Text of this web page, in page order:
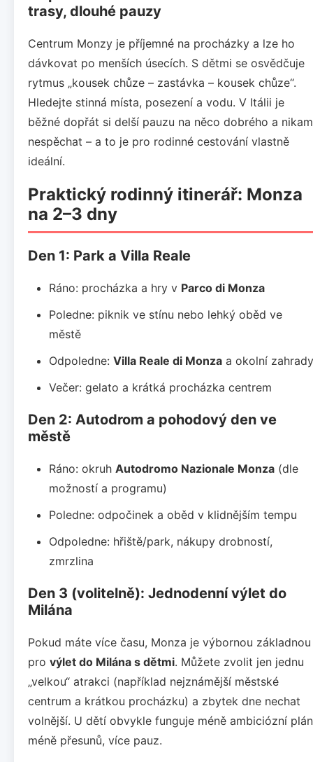
trasy, dlouhé pauzy
Centrum Monzy je příjemné na procházky a lze ho
dávkovat po menších úsecích. S dětmi se osvědčuje
rytmus „kousek chůze – zastávka – kousek chůze“.
Hledejte stinná místa, posezení a vodu. V Itálii je
běžné dopřát si delší pauzu na něco dobrého a nikam
nespěchat – a to je pro rodinné cestování vlastně
ideální.
Praktický rodinný itinerář: Monza
na 2–3 dny
Den 1: Park a Villa Reale
Ráno: procházka a hry v Parco di Monza
Poledne: piknik ve stínu nebo lehký oběd ve
městě
Odpoledne: Villa Reale di Monza a okolní zahrady
Večer: gelato a krátká procházka centrem
Den 2: Autodrom a pohodový den ve
městě
Ráno: okruh Autodromo Nazionale Monza (dle
možností a programu)
Poledne: odpočinek a oběd v klidnějším tempu
Odpoledne: hřiště/park, nákupy drobností,
zmrzlina
Den 3 (volitelně): Jednodenní výlet do
Milána
Pokud máte více času, Monza je výbornou základnou
pro výlet do Milána s dětmi. Můžete zvolit jen jednu
„velkou“ atrakci (například nejznámější městské
centrum a krátkou procházku) a zbytek dne nechat
volnější. U dětí obvykle funguje méně ambiciózní
méně přesunů, více pauz.